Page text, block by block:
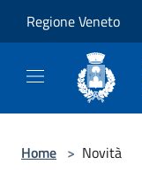
Regione Veneto
Home > Novità